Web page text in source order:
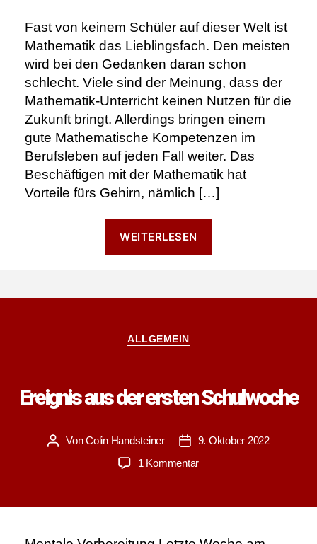
Fast von keinem Schüler auf dieser Welt ist
Mathematik das Lieblingsfach. Den meisten
wird bei den Gedanken daran schon
schlecht. Viele sind der Meinung, dass der
Mathematik-Unterricht keinen Nutzen für die
Zukunft bringt. Allerdings bringen einem
gute Mathematische Kompetenzen im
Berufsleben auf jeden Fall weiter. Das
Beschäftigen mit der Mathematik hat
Vorteile fürs Gehirn, nämlich […]
WEITERLESEN
Kategorien
ALLGEMEIN
Ereignis aus der ersten Schulwoche
Beitragsautor
VonColin Handsteiner Veröffentlichungsdatum
9. Oktober 2022
1 Kommentarzu
der
Schulwoche